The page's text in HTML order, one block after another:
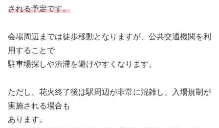
される予定です。
会場周辺までは徒歩移動となりますが、公共交通機関を利
用することで
駐車場探しや渋滞を避けやすくなります。
ただし、花火終了後は駅周辺が非常に混雑し、入場規制が
実施される場合も
あります。